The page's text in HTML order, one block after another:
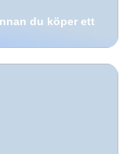
du köper ett